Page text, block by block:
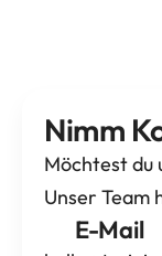
Nimm
Möchtest du
Unser Team
E-Mail